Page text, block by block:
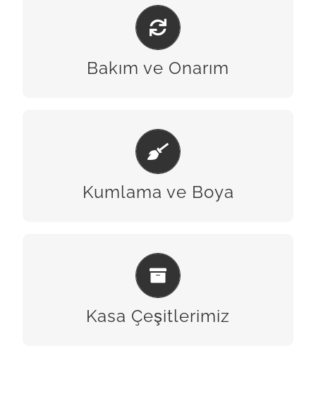
Bakım ve Onarım
BAKIM & ONARIM
Kumlama ve Boya
KUMLAMA & BOYA
Kasa Çeşitlerimiz
KASA ÇEŞITLERIMIZ